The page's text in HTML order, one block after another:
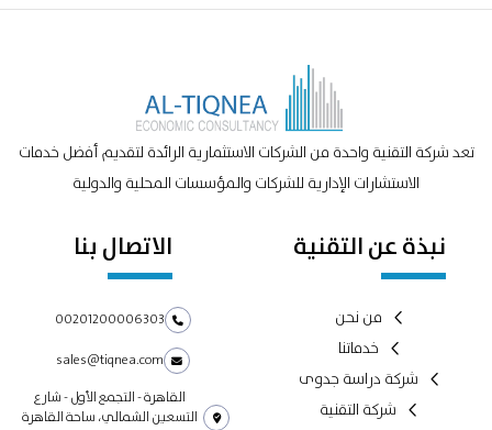
تعد شركة التقنية واحدة من الشركات الاستثمارية الرائدة لتقديم أفضل خدمات
الاستشارات الإدارية للشركات والمؤسسات المحلية والدولية
نبذة عن التقنية
من نحن
خدماتنا
شركة دراسة جدوى
شركة التقنية
الاتصال بنا
00201200006303
sales@tiqnea.com
القاهرة - التجمع الأول - شارع
التسعين الشمالي، ساحة القاهرة